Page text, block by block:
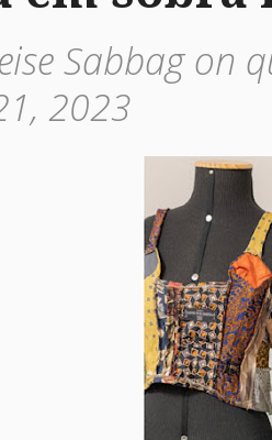
Sabbag on
2023